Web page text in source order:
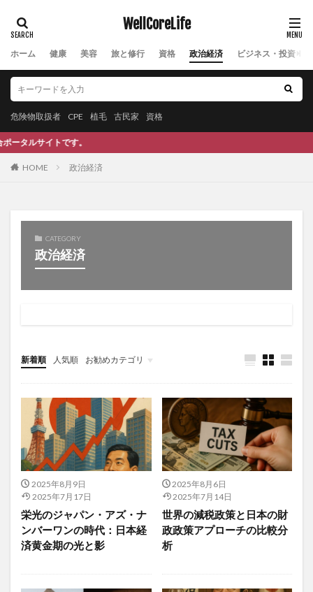
WellCoreLife
ホーム 健康 美容 旅と修行 資格 政治経済 ビジネス・投資
バングラデッシュ
ハンドケア
ハンバーガー パン酵母
ビーガン
ピークフローメーター
ビーツ
ビーツルート
ビーツルートジュース
ビーツルートの効果
ビーツルートの栄養
ヒートスムージー
ビートルート
ピーリング
ビジネスチャンスの発見
ビジネス保険
ビタミンC誘導体
ビタミンＥ
ビタミン欠乏性貧血
ビル・ゲイツ
ピンピンコロリ
プーアル茶
ブースター接種
ブースティング
ブータ
プーチン
フードデリバリー
ファーストフード
ファイザー
ファイチ
ファイナンシャルプランニング技能士
ファクトフルネス
ファスティング
ファットスプレッド
フィードバック
フィードバック管理
フィーバーフュー
危険物取扱者 CPE 植毛 古民家 資格
HOME 政治経済
CATEGORY
政治経済
新着順 人気順 お勧めカテゴリ
Uncategorized
2025年8月9日
2025年7月17日
栄光のジャパン・アズ・ナ
ンバーワンの時代：日本経
済黄金期の光と影
2025年8月6日
2025年7月14日
世界の減税政策と日本の財
政政策アプローチの比較分
析